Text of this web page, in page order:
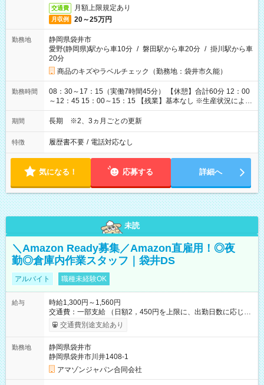
交通費 月額上限規定あり
月収例 20～25万円
勤務地
静岡県袋井市
愛野(静岡県)駅から車10分 / 磐田駅から車20分 / 掛川駅から車
20分
商品のキズやラベルチェック（勤務地：袋井市久能）
勤務時間
08：30～17：15（実働7時間45分） 【休憩】合計60分 12：00
～12：45 15：00～15：15 【残業】基本なし ※生産状況によ
り、1日1時間程度発生する可能性あり
期間 長期 ※2、3ヵ月ごとの更新
特徴 履歴書不要 / 電話対応なし
気になる！ 応募する 詳細へ
未読
＼Amazon Ready募集／Amazon直雇用！◎夜
勤◎倉庫内作業スタッフ｜袋井DS
アルバイト 職種未経験OK
給与
時給1,300円～1,560円
交通費：一部支給 （日額2，450円を上限に、出勤日数に応じて
実費支給） ※22:00～翌5:00までは時給25%UP！ ■給与前払い
制度あり ※前払い額の上限あり、手数料無料（Amazon負担）
交通費別途支給あり
勤務地
静岡県袋井市
静岡県袋井市川井1408-1
アマゾンジャパン合同会社